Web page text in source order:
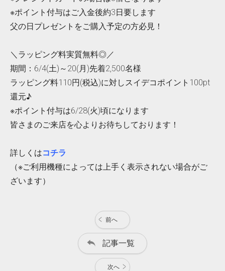
※ポイント付与はご入金後約3日要します
父の日プレゼントをご購入予定の方必見！
＼ラッピング料実質無料◎／
期間：6/4(土)～20(月)先着2,500名様
ラッピング料110円(税込)に対しスイデコポイント100pt
還元♪
※ポイント付与は6/28(火)頃になります
皆さまのご来店を心よりお待ちしております！
詳しくはコチラ
（※ご利用機種によっては上手く表示されない場合がご
ざいます）
前へ
記事一覧
次へ